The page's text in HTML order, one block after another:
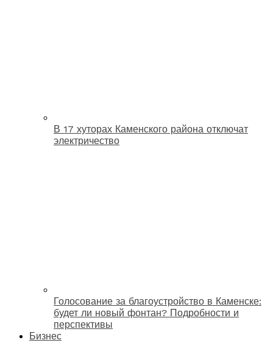
В 17 хуторах Каменского района отключат
электричество
Голосование за благоустройство в Каменске:
будет ли новый фонтан? Подробности и
перспективы
Бизнес